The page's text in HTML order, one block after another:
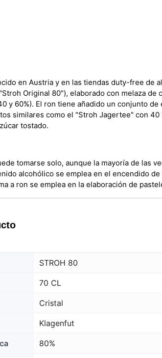
en Austria y en las tiendas duty-free de
Original 80"), elaborado con melaza
y 60%). El ron tiene añadido un conjunto
similares como el "Stroh Jagertee" con
tostado.
tomarse solo, aunque la mayoría de las
alcohólico se emplea en el encendido
a ron se emplea en la elaboración de
STROH 80
70 CL
Cristal
Klagenfut
80%